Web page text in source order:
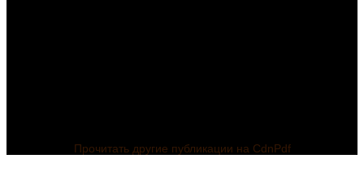
Прочитать другие публикации на CdnPdf